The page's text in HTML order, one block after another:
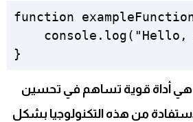
function
console.log("Hello,
هي أداة قوية تساهم في تحسين
من هذه التكنولوجيا بشكل